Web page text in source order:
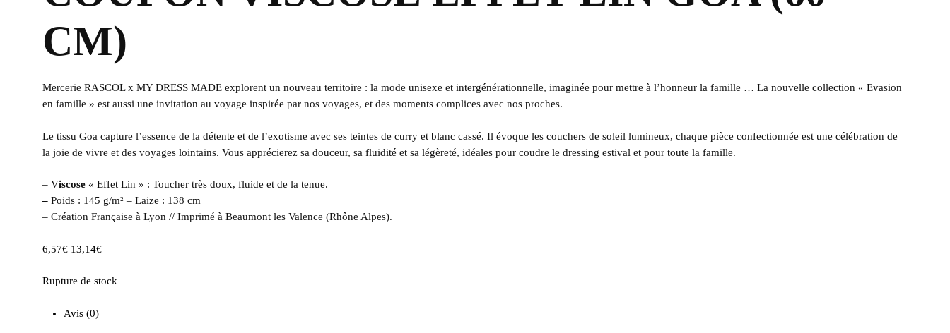
CM)
Mercerie RASCOL x MY DRESS MADE explorent un nouveau territoire : la mode unisexe et intergénérationnelle, imaginée pour mettre à l’honneur la famille … La nouvelle collection « Evasion
en famille » est aussi une invitation au voyage inspirée par nos voyages, et des moments complices avec nos proches.
Le tissu Goa capture l’essence de la détente et de l’exotisme avec ses teintes de curry et blanc cassé. Il évoque les couchers de soleil lumineux, chaque pièce confectionnée est une célébration de
la joie de vivre et des voyages lointains. Vous apprécierez sa douceur, sa fluidité et sa légèreté, idéales pour coudre le dressing estival et pour toute la famille.
– Viscose « Effet Lin » : Toucher très doux, fluide et de la tenue.
– Poids : 145 g/m² – Laize : 138 cm
– Création Française à Lyon // Imprimé à Beaumont les Valence (Rhône Alpes).
6,57€ 13,14€
Rupture de stock
Avis (0)